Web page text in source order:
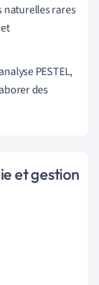
naturelles rares
PESTEL,
des
et gestion